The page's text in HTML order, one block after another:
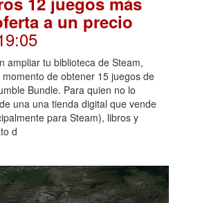
a un precio
ampliar tu biblioteca de Steam,
de obtener 15 juegos de
Bundle. Para quien no lo
una una tienda digital que vende
para Steam), libros y
d